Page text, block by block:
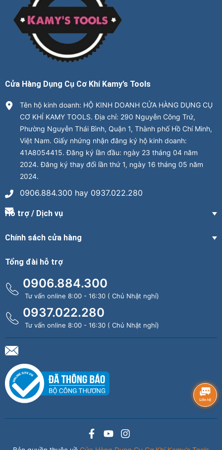
Cửa Hàng Dụng Cụ Cơ Khí Kamy’s Tools
Tên hộ kinh doanh: HỘ KINH DOANH CỬA HÀNG DỤNG CỤ
CƠ KHÍ KAMY TOOLS. Địa chỉ: 290 Nguyễn Công Trứ,
Phường Nguyễn Thái Bình, Quận 1, Thành phố Hồ Chí Minh,
Việt Nam. Giấy nhứng nhận đăng ký hộ kinh doanh:
41A8054415. Đăng ký lần đầu: ngày 23 tháng 04 năm
2024. Đăng ký thay đổi lần thứ 1, ngày 16 tháng 05 năm
2024.
0906.884.300 hay 0937.022.280
Hỗ trợ / Dịch vụ
Chính sách cửa hàng
Tổng đài hỗ trợ
0906.884.300
Tư vấn online 8:00 - 16:30 ( Chủ Nhật nghỉ)
0937.022.280
Tư vấn online 8:00 - 16:30 ( Chủ Nhật nghỉ)